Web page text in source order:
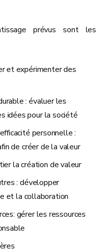
prévus sont les
et expérimenter des
: évaluer les
idées pour la société
personnelle :
de créer de la valeur
la création de valeur
: développer
et la collaboration
gérer les ressources